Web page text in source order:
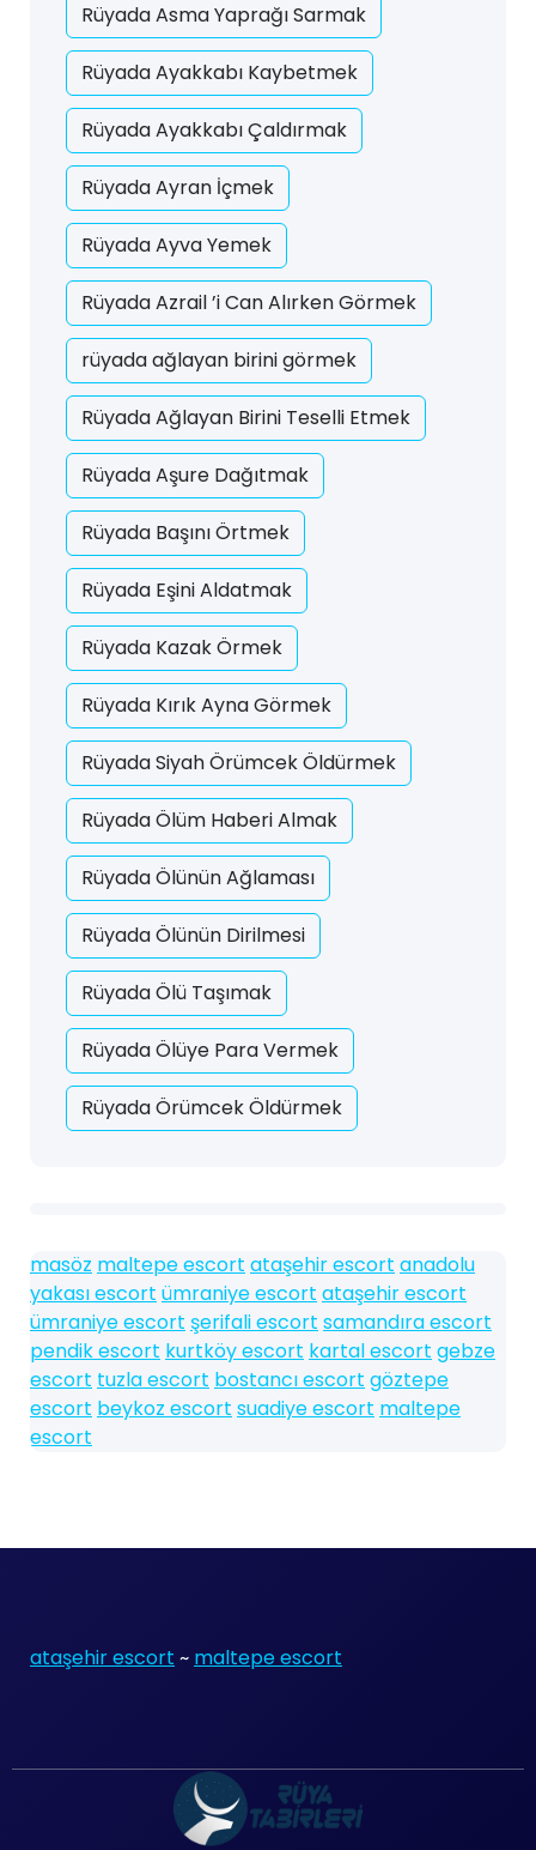
Rüyada Asma Yaprağı Sarmak
Rüyada Ayakkabı Kaybetmek
Rüyada Ayakkabı Çaldırmak
Rüyada Ayran İçmek
Rüyada Ayva Yemek
Rüyada Azrail ’i Can Alırken Görmek
rüyada ağlayan birini görmek
Rüyada Ağlayan Birini Teselli Etmek
Rüyada Aşure Dağıtmak
Rüyada Başını Örtmek
Rüyada Eşini Aldatmak
Rüyada Kazak Örmek
Rüyada Kırık Ayna Görmek
Rüyada Siyah Örümcek Öldürmek
Rüyada Ölüm Haberi Almak
Rüyada Ölünün Ağlaması
Rüyada Ölünün Dirilmesi
Rüyada Ölü Taşımak
Rüyada Ölüye Para Vermek
Rüyada Örümcek Öldürmek
masöz maltepe escort ataşehir escort anadolu
yakası escort ümraniye escort ataşehir escort
ümraniye escort şerifali escort samandıra escort
pendik escort kurtköy escort kartal escort gebze
escort tuzla escort bostancı escort göztepe
escort beykoz escort suadiye escort maltepe
escort
ataşehir escort ~ maltepe escort